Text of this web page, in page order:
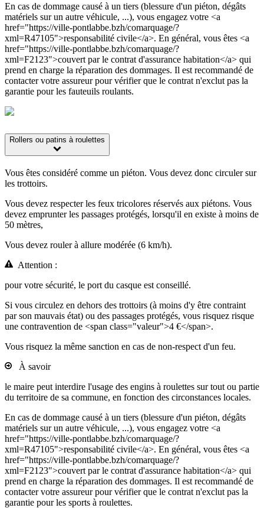
En cas de dommage causé à un tiers (blessure d'un piéton, dégâts
matériels sur un autre véhicule, ...), vous engagez votre <a
href="https://ville-pontlabbe.bzh/comarquage/?
xml=R47105">responsabilité civile</a>. En général, vous êtes <a
href="https://ville-pontlabbe.bzh/comarquage/?
xml=F2123">couvert par le contrat d'assurance habitation</a> qui
prend en charge la réparation des dommages. Il est recommandé de
contacter votre assureur pour vérifier que le contrat n'exclut pas la
garantie pour les fauteuils roulants.
Rollers ou patins à roulettes
Vous êtes considéré comme un piéton. Vous devez donc circuler sur
les trottoirs.
Vous devez respecter les feux tricolores réservés aux piétons. Vous
devez emprunter les passages protégés, lorsqu'il en existe à moins de
50 mètres,
Vous devez rouler à allure modérée (6 km/h).
Attention :
pour votre sécurité, le port du casque est conseillé.
Si vous circulez en dehors des trottoirs (à moins d'y être contraint
par son mauvais état) ou des passages protégés, vous risquez risque
une contravention de <span class="valeur">4 €</span>.
Vous risquez la même sanction en cas de non-respect d'un feu.
À savoir
le maire peut interdire l'usage des engins à roulettes sur tout ou partie
du territoire de sa commune, en fonction des circonstances locales.
En cas de dommage causé à un tiers (blessure d'un piéton, dégâts
matériels sur un autre véhicule, ...), vous engagez votre <a
href="https://ville-pontlabbe.bzh/comarquage/?
xml=R47105">responsabilité civile</a>. En général, vous êtes <a
href="https://ville-pontlabbe.bzh/comarquage/?
xml=F2123">couvert par le contrat d'assurance habitation</a> qui
prend en charge la réparation des dommages. Il est recommandé de
contacter votre assureur pour vérifier que le contrat n'exclut pas la
garantie pour les sports à roulettes.